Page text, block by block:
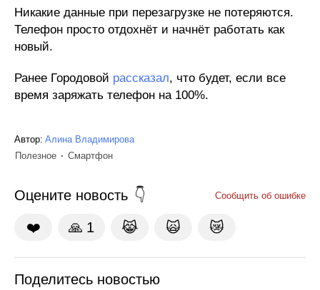
Никакие данные при перезагрузке не потеряются.
Телефон просто отдохнёт и начнёт работать как
новый.
Ранее Городовой рассказал, что будет, если все
время заряжать телефон на 100%.
Автор: Алина Владимирова
Полезное
Смартфон
Оцените новость Сообщить об ошибке
❤️ 🙏 1 😹 🙀 😿
Поделитесь новостью